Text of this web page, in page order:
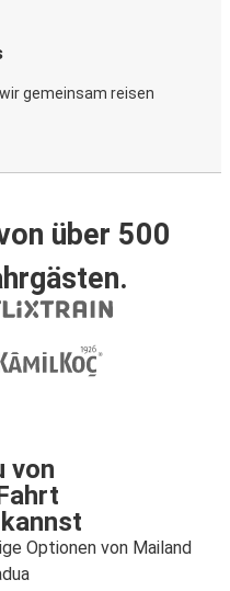
gemeinsam reisen
über 500
von
Optionen von Mailand